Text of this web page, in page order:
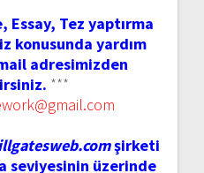
Essay, Tez yaptırma
konusunda yardım
adresimizden
***
şirketi
seviyesinin üzerinde